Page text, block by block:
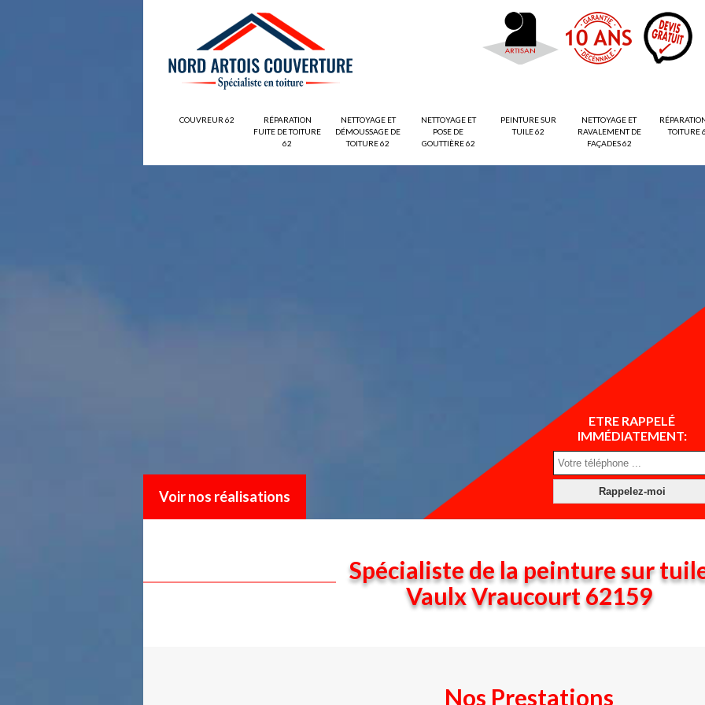
COUVREUR 62
RÉPARATION
FUITE DE TOITURE
62
NETTOYAGE ET
DÉMOUSSAGE DE
TOITURE 62
NETTOYAGE ET
POSE DE
GOUTTIÈRE 62
PEINTURE SUR
TUILE 62
NETTOYAGE ET
RAVALEMENT DE
FAÇADES 62
TOITURE
Voir nos réalisations
ETRE RAPPELÉ
IMMÉDIATEMENT:
Spécialiste de la peinture sur
Vaulx Vraucourt 62159
Nos Prestations